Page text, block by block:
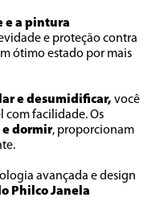
e a pintura
e proteção contra
ótimo estado por mais
e desumidificar, você
e dormir, proporcionam
avançada e design
Philco Janela